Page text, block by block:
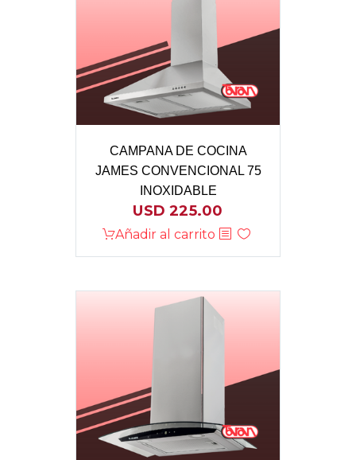
CAMPANA DE COCINA
JAMES CONVENCIONAL 75
INOXIDABLE
USD225.00
Añadir al carrito